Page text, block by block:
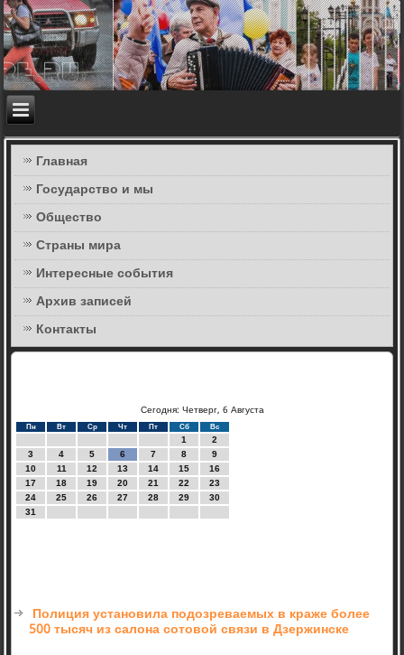
Главная
Государство и мы
Общество
Страны мира
Интересные события
Архив записей
Контакты
Сегодня: Четверг, 6 Августа
Пн Вт Ср Чт Пт Сб Вс
1
2
3
4 5 6 7 8
9
10
11 12 13 14 15
16
17
18 19 20 21 22
23
24
25 26 27 28 29
30
31
Полиция установила подозреваемых в краже более
500 тысяч из салона сотовой связи в Дзержинске